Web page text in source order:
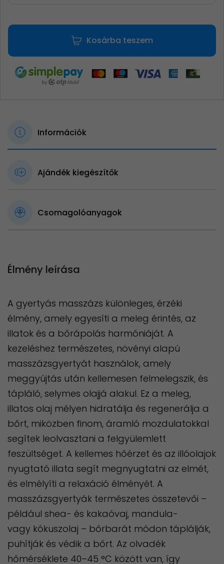
Kosárba teszem
Információk
Ajándék kiegészítők
Csomagolóanyagok
Élmény leírása
A gyertyás masszázs különleges, érzéki
élmény, amely egyesíti a meleg érintés, az
illatok és a bőrápolás harmóniáját. A
kezeléshez természetes, növényi alapú
masszázsgyertyát használok, amely
meggyújtás után kellemesen felmelegszik, és
tápláló, selymes olajjá alakul. Ez a meleg,
illatos olaj mélyen hidratálja és regenerálja a
bőrt, miközben finom, áramló mozdulatokkal
segítek leolvasztani a felgyülemlett
feszültséget. A kellemes hőérzet és az illóolajok
nyugtató illata segít megnyugtatni az elmét,
és elmélyíti a relaxáció élményét. A
masszázsgyertyák természetes összetevői –
például shea- és kakaóvaj, mandula-
vagy kókuszolaj – bőrbarát módon táplálják,
puhítják és védik a bőrt. Az olvadék
hőmérséklete 40–45 °C között van, így